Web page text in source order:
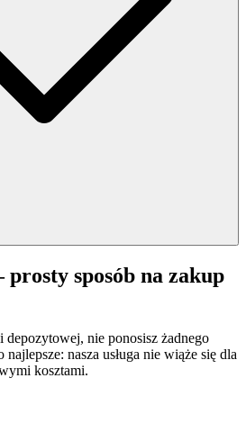
prosty sposób na zakup
depozytowej, nie ponosisz żadnego
nasza usługa nie wiąże się dla
kosztami.